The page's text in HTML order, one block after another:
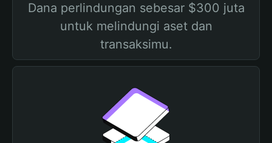
Dana perlindungan sebesar $300 juta
untuk melindungi aset dan
transaksimu.